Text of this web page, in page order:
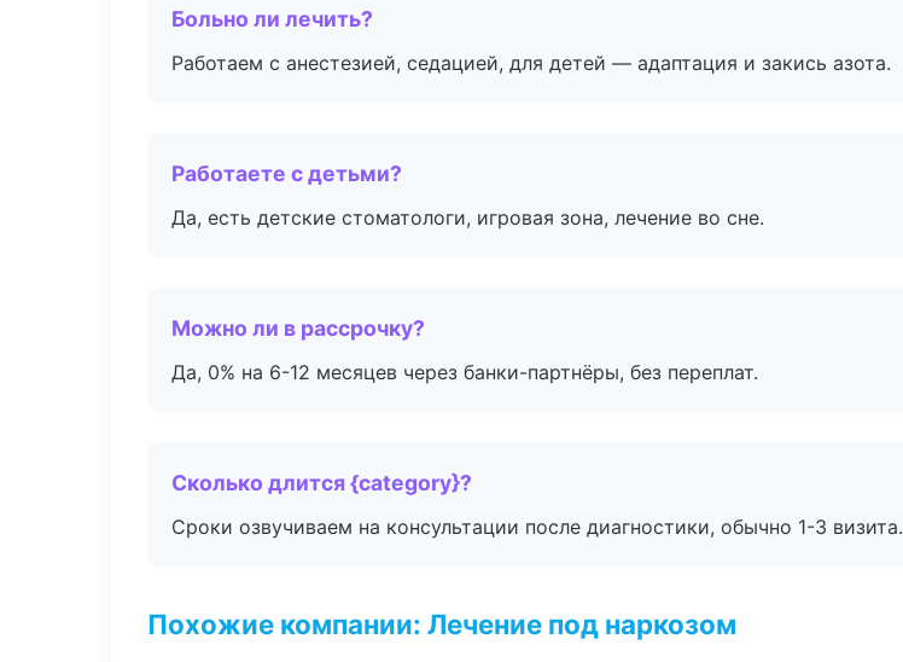
Больно ли лечить?
Работаем с анестезией, седацией, для детей — адаптация и закись азота.
Работаете с детьми?
Да, есть детские стоматологи, игровая зона, лечение во сне.
Можно ли в рассрочку?
Да, 0% на 6-12 месяцев через банки-партнёры, без переплат.
Сколько длится {category}?
Сроки озвучиваем на консультации после диагностики, обычно 1-3 визита.
Похожие компании: Лечение под наркозом